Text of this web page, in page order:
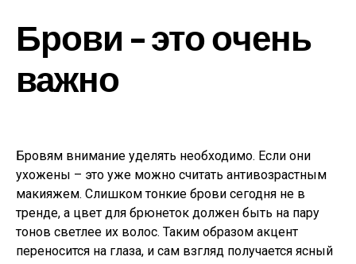
Брови – это очень
важно
Бровям внимание уделять необходимо. Если они
ухожены – это уже можно считать антивозрастным
макияжем. Слишком тонкие брови сегодня не в
тренде, а цвет для брюнеток должен быть на пару
тонов светлее их волос. Таким образом акцент
переносится на глаза, и сам взгляд получается ясный